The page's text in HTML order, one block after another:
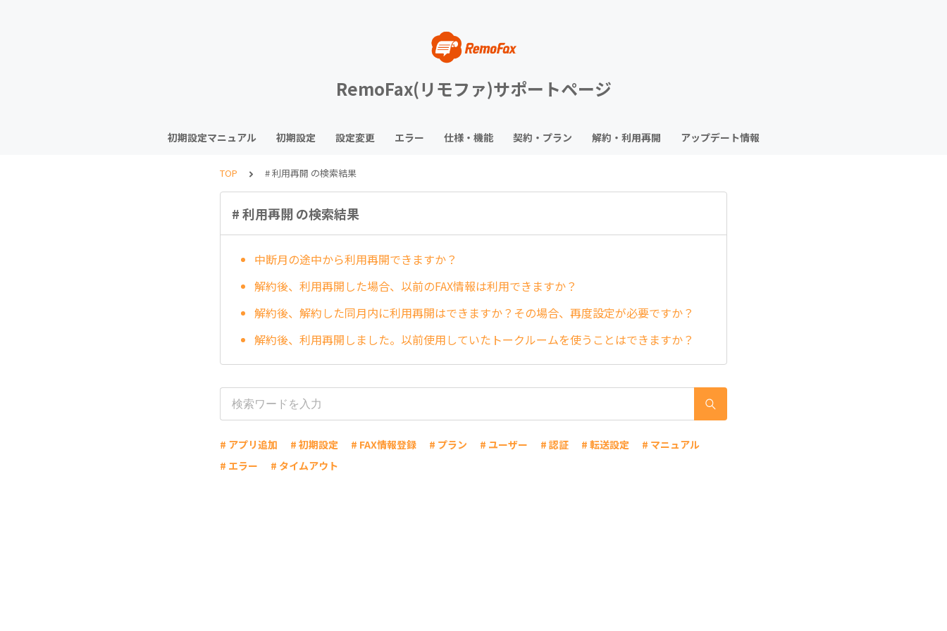
RemoFax(リモファ)サポートページ
初期設定マニュアル 初期設定 設定変更 エラー 仕様・機能 契約・プラン 解約・利用再開 アップデート情報
TOP # 利用再開 の検索結果
# 利用再開 の検索結果
中断月の途中から利用再開できますか？
解約後、利用再開した場合、以前のFAX情報は利用できますか？
解約後、解約した同月内に利用再開はできますか？その場合、再度設定が必要ですか？
解約後、利用再開しました。以前使用していたトークルームを使うことはできますか？
# アプリ追加 # 初期設定 # FAX情報登録 # プラン # ユーザー # 認証 # 転送設定
# マニュアル
# エラー
# タイムアウト